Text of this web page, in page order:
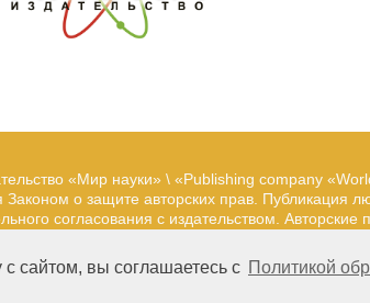
сайтом, вы соглашаетесь с Политикой
«Мир науки» \ «Publishing company
Законом о защите авторских прав. Публикация
согласования с издательством.